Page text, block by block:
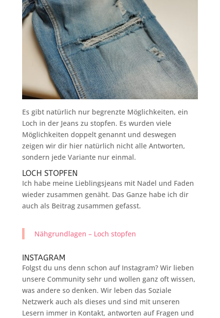
Es gibt natürlich nur begrenzte Möglichkeiten, ein
Loch in der Jeans zu stopfen. Es wurden viele
Möglichkeiten doppelt genannt und deswegen
zeigen wir dir hier natürlich nicht alle Antworten,
sondern jede Variante nur einmal.
LOCH STOPFEN
Ich habe meine Lieblingsjeans mit Nadel und Faden
wieder zusammen genäht. Das Ganze habe ich dir
auch als Beitrag zusammen gefasst.
Nähgrundlagen – Loch stopfen
INSTAGRAM
Folgst du uns denn schon auf Instagram? Wir lieben
unsere Community sehr und wollen ganz oft wissen,
was andere so denken. Wir leben das Soziale
Netzwerk auch als dieses und sind mit unseren
Lesern immer in Kontakt, antworten auf Fragen und